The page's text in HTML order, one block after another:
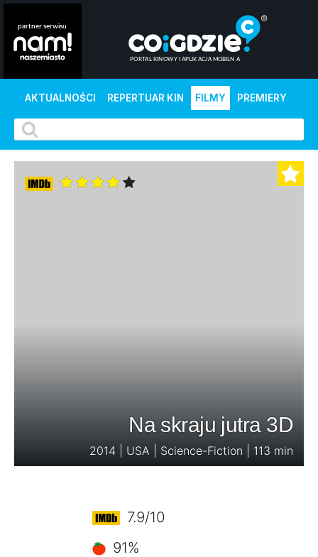
AKTUALNOŚCI REPERTUAR KIN FILMY PREMIERY
Na skraju jutra 3D
2014 | USA | Science-Fiction | 113 min
7.9/10
91%